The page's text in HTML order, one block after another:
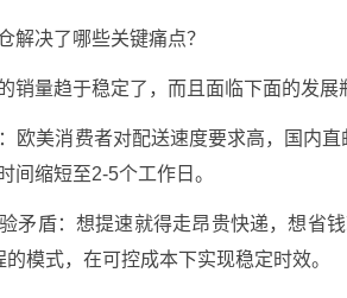
解决了哪些关键痛点？
销量趋于稳定了，而且面临下面的发展
欧美消费者对配送速度要求高，国内
间缩短至2-5个工作日。
矛盾：想提速就得走昂贵快递，想省
模式，在可控成本下实现稳定时效。